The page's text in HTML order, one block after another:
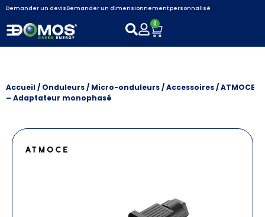
Demander un devisDemander un dimensionnement personnalisé
0
Accueil/ Onduleurs / Micro-onduleurs/Accessoires/ ATMOCE
– Adaptateur monophasé